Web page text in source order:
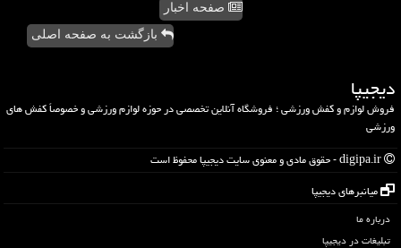
صفحه اخبار
بازگشت به صفحه اصلی
دیجیپا
فروش لوازم و کفش ورزشی ؛ فروشگاه آنلاین تخصصی در حوزه لوازم ورزشی و خصوصاً کفش های
ورزشی
میانبرهای دیجیپا
درباره ما
تبلیغات در دیجیپا